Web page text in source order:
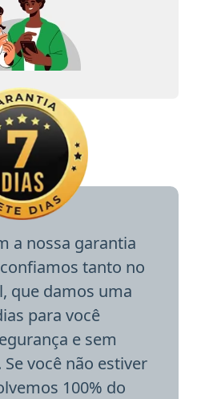
a nossa garantia
tanto no
que damos uma
para você
e sem
você não estiver
100% do